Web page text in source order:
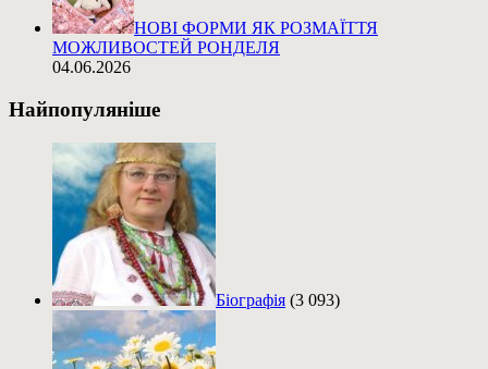
НОВІ ФОРМИ ЯК РОЗМАЇТТЯ
МОЖЛИВОСТЕЙ РОНДЕЛЯ
04.06.2026
Найпопуляніше
Біографія (3 093)